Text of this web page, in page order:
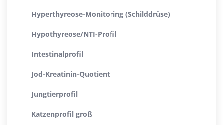
Hyperthyreose-Monitoring (Schilddrüse)
Hypothyreose/NTI-Profil
Intestinalprofil
Jod-Kreatinin-Quotient
Jungtierprofil
Katzenprofil groß